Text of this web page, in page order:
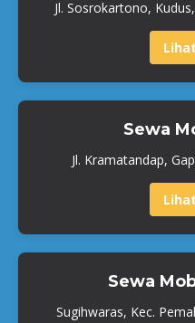
Jl. Sosrokartono,
Sewa
Jl. Kramatandap,
Sewa
Sugihwaras, Kec.